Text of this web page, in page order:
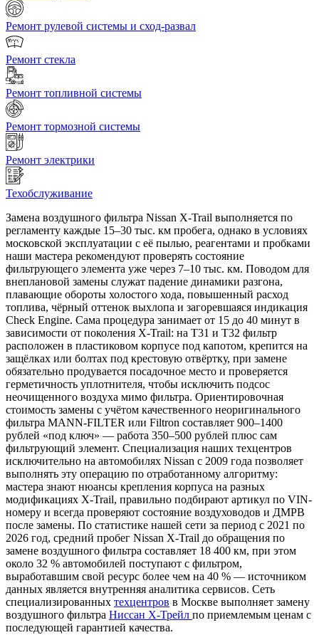
Ремонт рулевой системы и сход-развал
Ремонт стекла
Ремонт топливной системы
Ремонт тормозной системы
Ремонт электрики
Техобслуживание
Замена воздушного фильтра Nissan X-Trail выполняется по
регламенту каждые 15–30 тыс. км пробега, однако в условиях
московской эксплуатации с её пылью, реагентами и пробками
наши мастера рекомендуют проверять состояние
фильтрующего элемента уже через 7–10 тыс. км. Поводом для
внеплановой замены служат падение динамики разгона,
плавающие обороты холостого хода, повышенный расход
топлива, чёрный оттенок выхлопа и загоревшаяся индикация
Check Engine. Сама процедура занимает от 15 до 40 минут в
зависимости от поколения X-Trail: на T31 и T32 фильтр
расположен в пластиковом корпусе под капотом, крепится на
защёлках или болтах под крестовую отвёртку, при замене
обязательно продувается посадочное место и проверяется
герметичность уплотнителя, чтобы исключить подсос
неочищенного воздуха мимо фильтра. Ориентировочная
стоимость замены с учётом качественного неоригинального
фильтра MANN-FILTER или Filtron составляет 900–1400
рублей «под ключ» — работа 350–500 рублей плюс сам
фильтрующий элемент. Специализация наших техцентров
исключительно на автомобилях Nissan с 2009 года позволяет
выполнять эту операцию по отработанному алгоритму:
мастера знают нюансы крепления корпуса на разных
модификациях X-Trail, правильно подбирают артикул по VIN-
номеру и всегда проверяют состояние воздуховодов и ДМРВ
после замены. По статистике нашей сети за период с 2021 по
2026 год, средний пробег Nissan X-Trail до обращения по
замене воздушного фильтра составляет 18 400 км, при этом
около 32 % автомобилей поступают с фильтром,
выработавшим свой ресурс более чем на 40 % — источником
данных является внутренняя аналитика сервисов. Сеть
специализированных техцентров в Москве выполняет замену
воздушного фильтра Ниссан Х-Трейл по приемлемым ценам с
последующей гарантией качества.